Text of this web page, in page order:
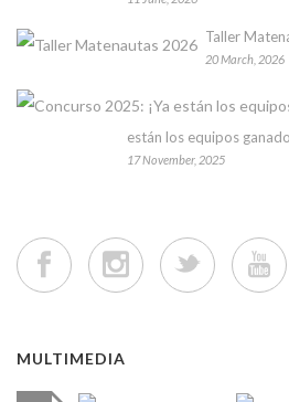
Taller
20 March, 2026
están los equipos
17 November, 2025
MULTIMEDIA